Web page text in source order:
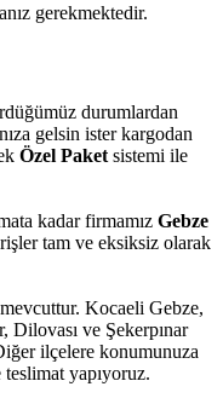
gerekmektedir.
durumlardan
gelsin ister kargodan
Özel Paket sistemi ile
kadar firmamız Gebze
tam ve eksiksiz olarak
Kocaeli Gebze,
Dilovası ve Şekerpınar
ilçelere konumunuza
yapıyoruz.